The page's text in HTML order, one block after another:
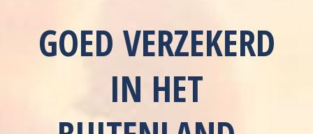
GOED VERZEKERD
IN HET